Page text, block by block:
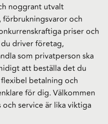
noggrant utvalt
och
priser och
du driver företag,
som privatperson ska
att beställa det du
betalning och
för dig. Välkommen
service är lika viktiga